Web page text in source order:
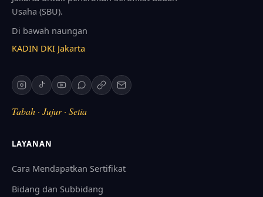
Usaha (SBU).
Di bawah naungan
KADIN DKI Jakarta
Tabah · Jujur · Setia
LAYANAN
Cara Mendapatkan Sertifikat
Bidang dan Subbidang